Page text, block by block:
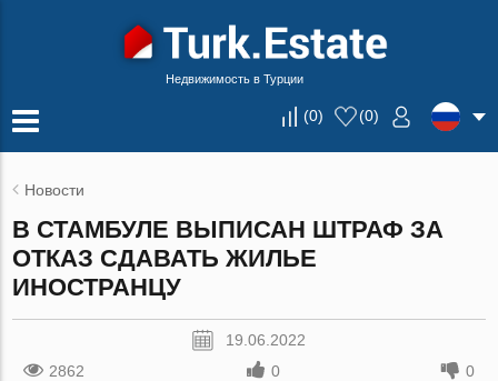
Недвижимость в Турции
(0) (0)
Новости
В СТАМБУЛЕ ВЫПИСАН ШТРАФ ЗА
ОТКАЗ СДАВАТЬ ЖИЛЬЕ
ИНОСТРАНЦУ
19.06.2022
2862
0 0